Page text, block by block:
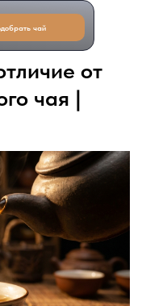
чай
от
чая |